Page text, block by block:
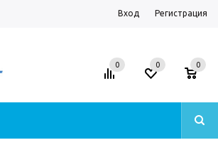
Вход Регистрация
0 0 0